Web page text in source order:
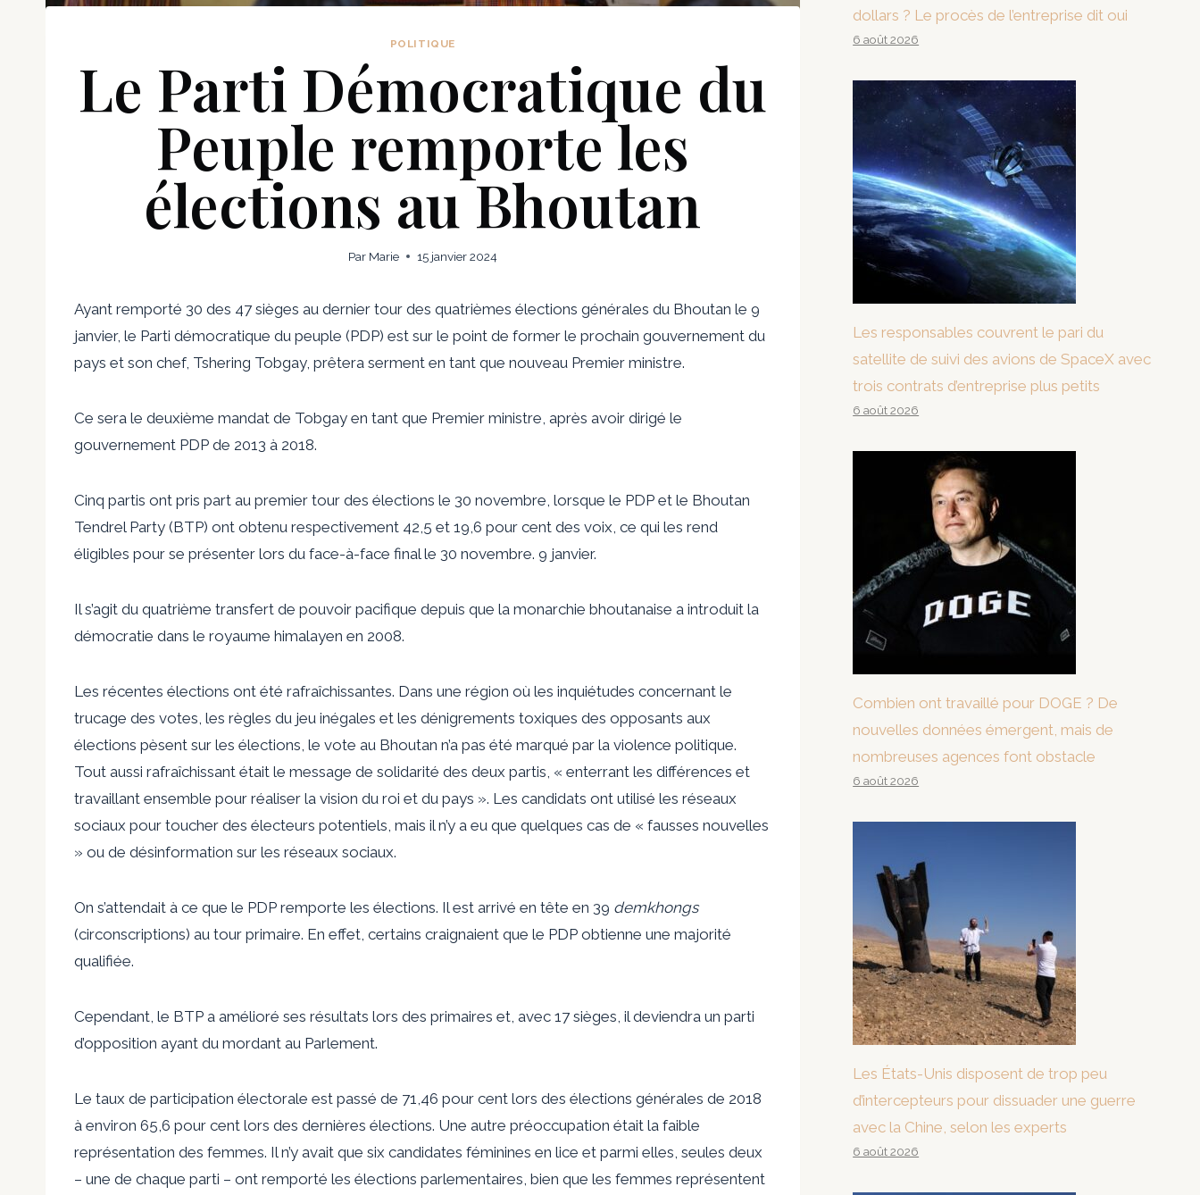
POLITIQUE
Le Parti Démocratique du
Peuple remporte les
élections au Bhoutan
Par Marie 15 janvier 2024
Ayant remporté 30 des 47 sièges au dernier tour des quatrièmes élections générales du Bhoutan le 9
janvier, le Parti démocratique du peuple (PDP) est sur le point de former le prochain gouvernement du
pays et son chef, Tshering Tobgay, prêtera serment en tant que nouveau Premier ministre.
Ce sera le deuxième mandat de Tobgay en tant que Premier ministre, après avoir dirigé le
gouvernement PDP de 2013 à 2018.
Cinq partis ont pris part au premier tour des élections le 30 novembre, lorsque le PDP et le Bhoutan
Tendrel Party (BTP) ont obtenu respectivement 42,5 et 19,6 pour cent des voix, ce qui les rend
éligibles pour se présenter lors du face-à-face final le 30 novembre. 9 janvier.
Il s’agit du quatrième transfert de pouvoir pacifique depuis que la monarchie bhoutanaise a introduit la
démocratie dans le royaume himalayen en 2008.
Les récentes élections ont été rafraîchissantes. Dans une région où les inquiétudes concernant le
trucage des votes, les règles du jeu inégales et les dénigrements toxiques des opposants aux
élections pèsent sur les élections, le vote au Bhoutan n’a pas été marqué par la violence politique.
Tout aussi rafraîchissant était le message de solidarité des deux partis, « enterrant les différences et
travaillant ensemble pour réaliser la vision du roi et du pays ». Les candidats ont utilisé les réseaux
sociaux pour toucher des électeurs potentiels, mais il n’y a eu que quelques cas de « fausses nouvelles
» ou de désinformation sur les réseaux sociaux.
On s’attendait à ce que le PDP remporte les élections. Il est arrivé en tête en 39 demkhongs
(circonscriptions) au tour primaire. En effet, certains craignaient que le PDP obtienne une majorité
qualifiée.
Cependant, le BTP a amélioré ses résultats lors des primaires et, avec 17 sièges, il deviendra un parti
d’opposition ayant du mordant au Parlement.
Le taux de participation électorale est passé de 71,46 pour cent lors des élections générales de 2018
à environ 65,6 pour cent lors des dernières élections. Une autre préoccupation était la faible
représentation des femmes. Il n’y avait que six candidates féminines en lice et parmi elles, seules deux
– une de chaque parti – ont remporté les élections parlementaires, bien que les femmes représentent
dollars ? Le procès de l’entreprise dit oui
6 août 2026
Les responsables couvrent le pari du
satellite de suivi des avions de SpaceX avec
trois contrats d’entreprise plus petits
6 août 2026
Combien ont travaillé pour DOGE ? De
nouvelles données émergent, mais de
nombreuses agences font obstacle
6 août 2026
Les États-Unis disposent de trop peu
d’intercepteurs pour dissuader une guerre
avec la Chine, selon les experts
6 août 2026